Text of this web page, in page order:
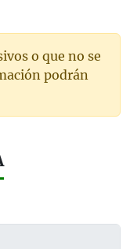
o que no se
podrán